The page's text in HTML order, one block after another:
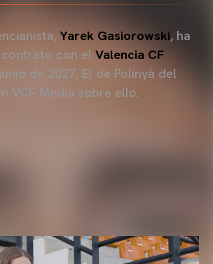
Yarek Gasiorowski, ha
con el Valencia CF
de 2027. El de Polinyà del
VCF Media sobre ello.